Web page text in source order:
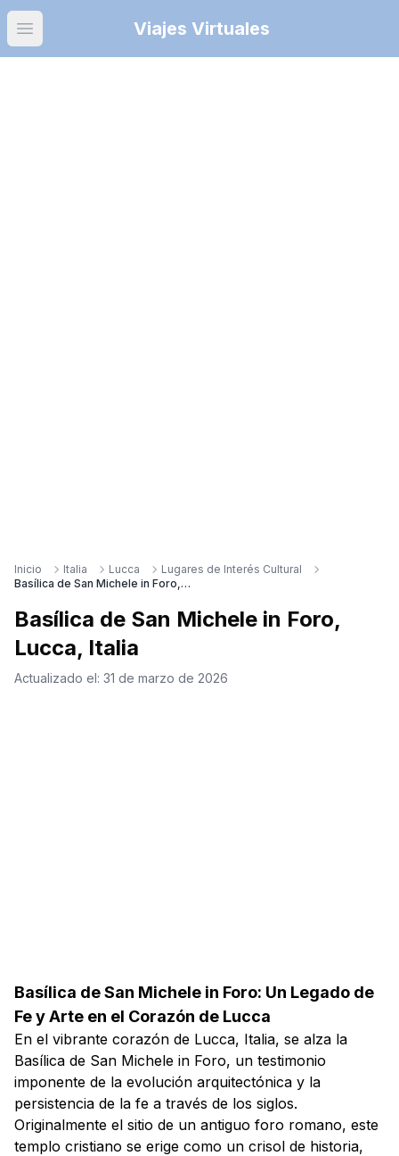
Open main menuViajes Virtuales
Inicio Italia Lucca
Lugares de Interés Cultural
Basílica de San Michele in Foro, Lucca, Italia
Basílica de San Michele in Foro,
Lucca, Italia
Actualizado el: 31 de marzo de 2026
Basílica de San Michele in Foro: Un Legado de
Fe y Arte en el Corazón de Lucca
En el vibrante corazón de Lucca, Italia, se alza la
Basílica de San Michele in Foro, un testimonio
imponente de la evolución arquitectónica y la
persistencia de la fe a través de los siglos.
Originalmente el sitio de un antiguo foro romano, este
templo cristiano se erige como un crisol de historia,